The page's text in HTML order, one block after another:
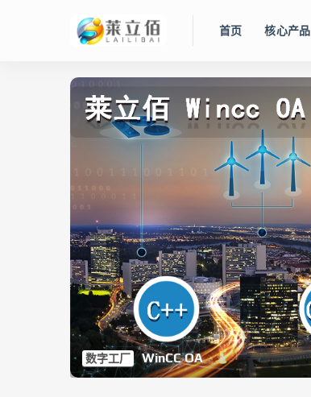
首页 核心产品
Lidolphin 智慧水务管控平台